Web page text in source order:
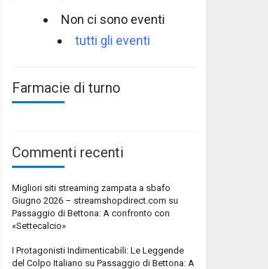
Non ci sono eventi
tutti gli eventi
Farmacie di turno
Commenti recenti
Migliori siti streaming zampata a sbafo
Giugno 2026 – streamshopdirect.com su
Passaggio di Bettona: A confronto con
«Settecalcio»
I Protagonisti Indimenticabili: Le Leggende
del Colpo Italiano su Passaggio di Bettona: A